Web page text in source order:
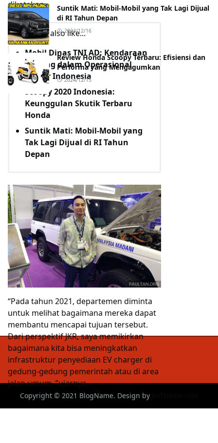
dikatakan.
You may also like...
Mobil Dinas TNI AD: Kendaraan
Penting dalam Operasional
Militer Indonesia
Scoopy 2020 Indonesia:
Keunggulan Skutik Terbaru
Honda
Suntik Mati: Mobil-Mobil yang
Tak Lagi Dijual di RI Tahun
Depan
“Pada tahun 2021, departemen diminta
untuk melihat bagaimana mereka dapat
membantu mencapai tujuan tersebut.
Dari perspektif JKR, saya memikirkan
bagaimana kita bisa meningkatkan
infrastruktur penyediaan EV charger di
gedung-gedung pemerintah atau di area
jalan umum, ”ujarnya.
Suntik Mati: Mobil-Mobil yang Tak Lagi Dijual
di RI Tahun Depan
2024/12/16
Review Honda Scoopy Terbaru: Efisiensi dan
Performa yang Mengagumkan
2024/12/15
Copyright © 2021 BlogName. Design by